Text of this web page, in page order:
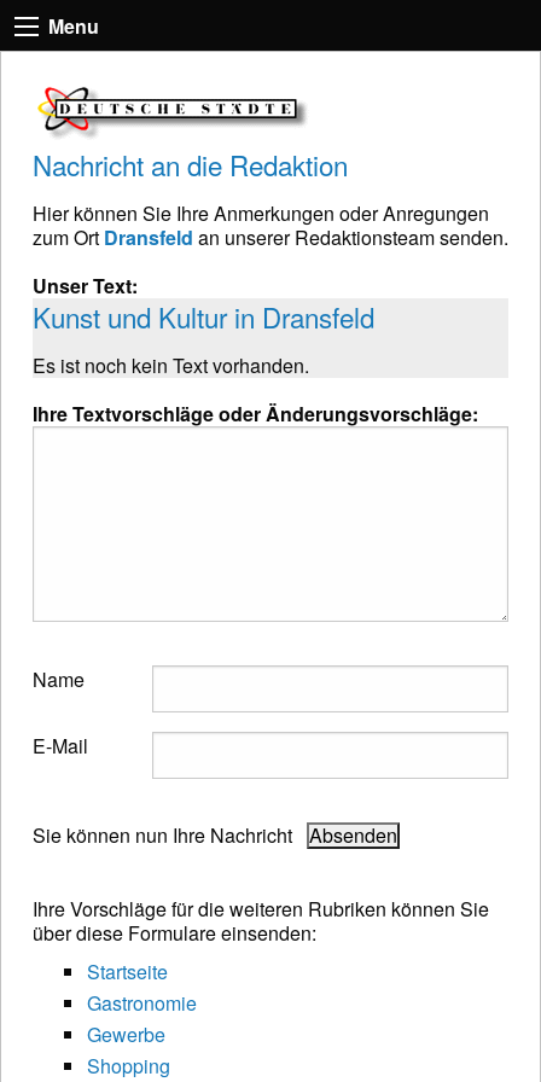
Menu
Nachricht an die Redaktion
Hier können Sie Ihre Anmerkungen oder Anregungen
zum Ort Dransfeld an unserer Redaktionsteam senden.
Unser Text:
Kunst und Kultur in Dransfeld
Es ist noch kein Text vorhanden.
Ihre Textvorschläge oder Änderungsvorschläge:
Name
E-Mail
Sie können nun Ihre Nachricht
Ihre Vorschläge für die weiteren Rubriken können Sie
über diese Formulare einsenden:
Startseite
Gastronomie
Gewerbe
Shopping